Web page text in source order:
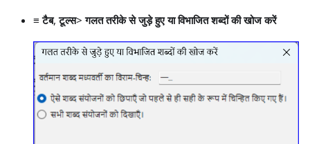
≡ टैब,टूल्स> गलत तरीके से जुड़े हुए या विभाजित शब्दों की खोज करें